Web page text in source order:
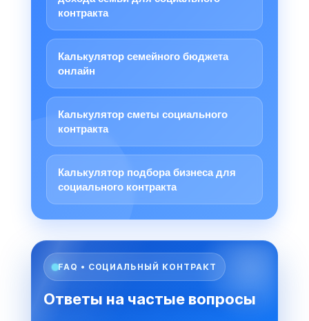
контракта
Калькулятор семейного бюджета
онлайн
Калькулятор сметы социального
контракта
Калькулятор подбора бизнеса для
социального контракта
FAQ • СОЦИАЛЬНЫЙ КОНТРАКТ
Ответы на частые вопросы